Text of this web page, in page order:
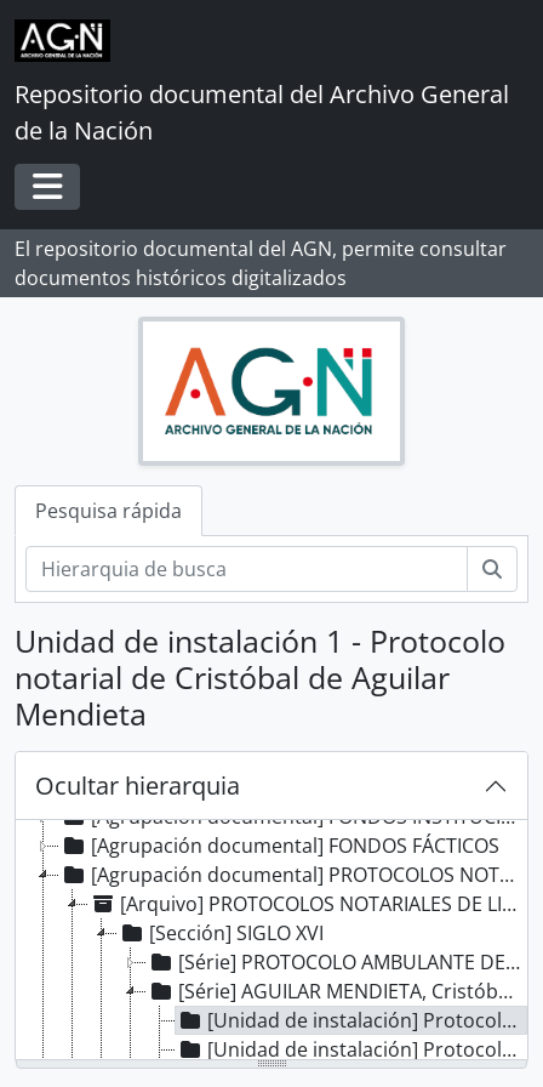
Skip to main content
Repositorio documental del Archivo General
de la Nación
Toggle navigation
El repositorio documental del AGN, permite consultar
documentos históricos digitalizados
Pesquisa rápida
Unidad de instalación 1 - Protocolo
notarial de Cristóbal de Aguilar
Mendieta
Ocultar hierarquia
[Gravar grupo] ARCHIVO HISTÓRICO
[Agrupación documental] FONDOS INSTITUCIONALES
[Agrupación documental] FONDOS FÁCTICOS
[Agrupación documental] PROTOCOLOS NOTARIALES
[Arquivo] PROTOCOLOS NOTARIALES DE LIMA
[Sección] SIGLO XVI
[Série] PROTOCOLO AMBULANTE DE LOS CONQUISTADORES
[Série] AGUILAR MENDIETA, Cristóbal de
[Unidad de instalación] Protocolo notarial de Cristóbal de Aguilar Mendieta
[Unidad de instalación] Protocolo notarial de Cristóbal de Aguilar Mendieta
[Unidad de instalación] Protocolo notarial de Cristóbal de Aguilar Mendieta